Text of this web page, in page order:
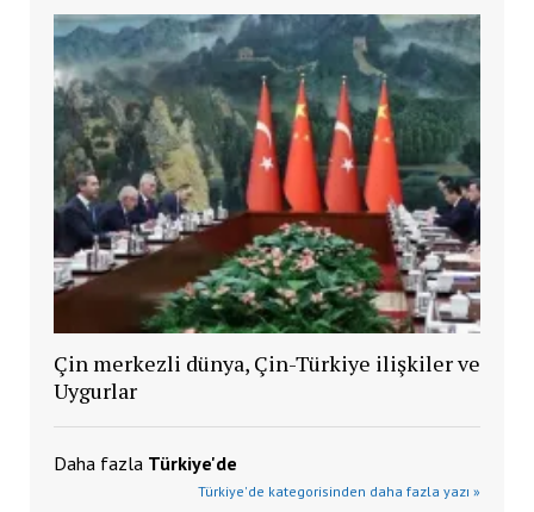
Çin merkezli dünya, Çin-Türkiye ilişkiler ve
Uygurlar
Daha fazla Türkiye'de
Türkiye'de kategorisinden daha fazla yazı »